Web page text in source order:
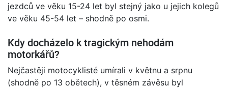
jezdců ve věku 15-24 let byl stejný jako u jejich kolegů
ve věku 45-54 let – shodně po osmi.
Kdy docházelo k tragickým nehodám
motorkářů?
Nejčastěji motocyklisté umírali v květnu a srpnu
(shodně po 13 obětech), v těsném závěsu byl